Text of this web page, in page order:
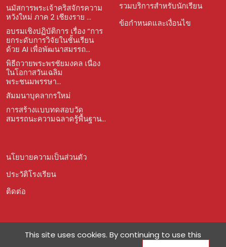
นมัสการพระเจ้าคริสจักรความ
หวังใหม่ ภาค 2 เชียงราย ...
อบรมเชิงปฏิบัติการ เรื่อง “การ
ยกระดับการวิจัยในชั้นเรียน
ด้วย AI เพื่อพัฒนาสมรรถ...
พิธีถวายพระพรชัยมงคล เนื่อง
ในโอกาสวันเฉลิม
พระชนมพรรษา...
สัมมนาบุคลากรใหม่
การสร้างแบบทดสอบวัด
สมรรถนะความฉลาดรู้พื้นฐาน...
รวมบริการสำหรับนักเรียน
ข้อกำหนดและเงื่อนไข
นโยบายความเป็นส่วนตัว
ประวัติโรงเรียน
ติดต่อ
This site uses cookies. By continuing to use this